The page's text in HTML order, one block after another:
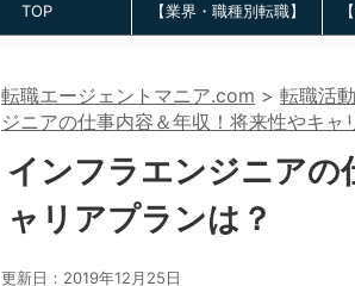
TOP 【業界・職種別転職】
転職エージェントマニア.com > 転職活動
ジニアの仕事内容＆年収！将来性やキャ
インフラエンジニアの
ャリアプランは？
更新日： 2019年12月25日